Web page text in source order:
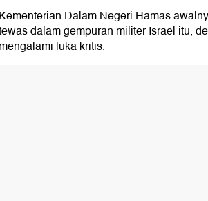
Kementerian Dalam Negeri Hamas
dalam gempuran militer Israel itu,
mengalami luka kritis.